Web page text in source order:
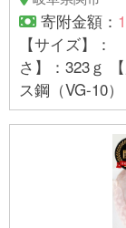
寄附金額：
【サイズ】
さ】：323ｇ
ス鋼（VG-